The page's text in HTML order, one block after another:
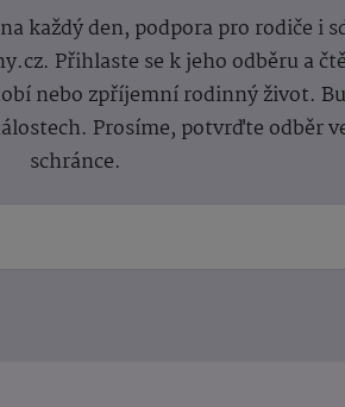
každý den, podpora pro rodiče i
Přihlaste se k jeho odběru a
nebo zpříjemní rodinný život.
Prosíme, potvrďte odběr
schránce.